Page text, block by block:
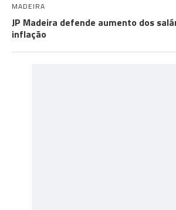
MADEIRA
JP Madeira defende aumento dos
inflação